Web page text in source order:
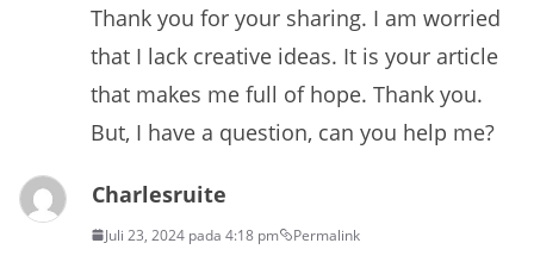
Thank you for your sharing. I am worried
that I lack creative ideas. It is your article
that makes me full of hope. Thank you.
But, I have a question, can you help me?
Charlesruite
Juli 23, 2024 pada 4:18 pm Permalink